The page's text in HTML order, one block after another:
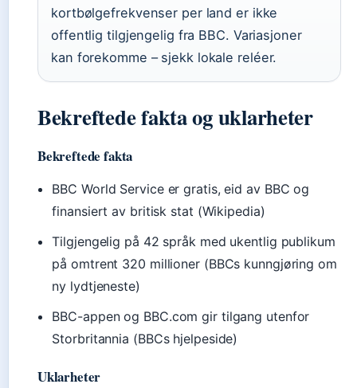
kortbølgefrekvenser per land er ikke
offentlig tilgjengelig fra BBC. Variasjoner
kan forekomme – sjekk lokale reléer.
Bekreftede fakta og uklarheter
Bekreftede fakta
BBC World Service er gratis, eid av BBC og
finansiert av britisk stat (Wikipedia)
Tilgjengelig på 42 språk med ukentlig publikum
på omtrent 320 millioner (BBCs kunngjøring om
ny lydtjeneste)
BBC-appen og BBC.com gir tilgang utenfor
Storbritannia (BBCs hjelpeside)
Uklarheter